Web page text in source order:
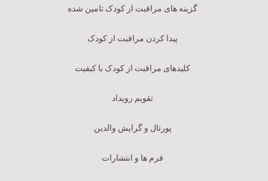
گزینه های مراقبت از کودک تامین شده
پیدا کردن مراقبت از کودک
کلیدهای مراقبت از کودک با کیفیت
تقویم رویداد
پورتال و گرایش والدین
فرم ها و انتشارات